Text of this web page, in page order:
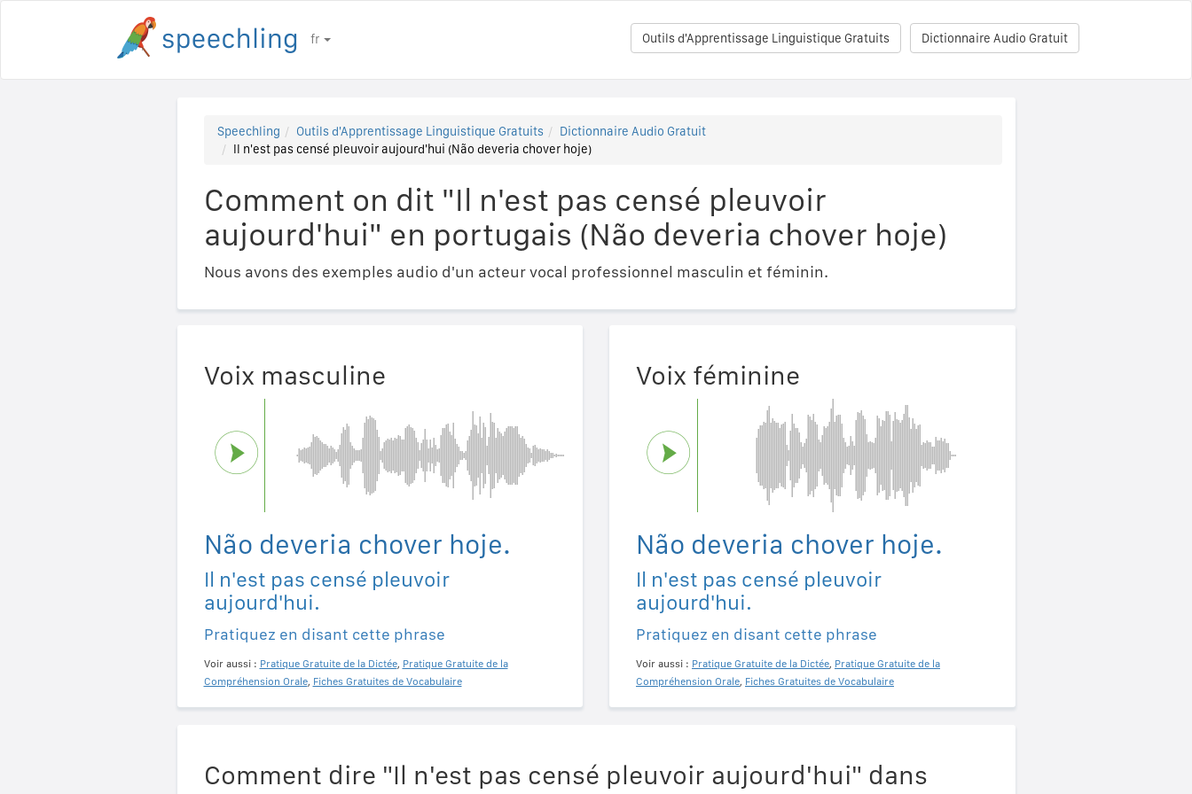
fr Dictionnaire Audio Gratuit
Outils d'Apprentissage Linguistique Gratuits
Speechling Outils d'Apprentissage Linguistique Gratuits
Dictionnaire Audio Gratuit
Il n'est pas censé pleuvoir aujourd'hui (Não deveria chover hoje)
Comment on dit "Il n'est pas censé pleuvoir
aujourd'hui" en portugais (Não deveria chover hoje)
Nous avons des exemples audio d'un acteur vocal professionnel masculin et féminin.
Voix masculine
Não deveria chover hoje.
Il n'est pas censé pleuvoir
aujourd'hui.
Pratiquez en disant cette phrase
Voir aussi : Pratique Gratuite de la Dictée, Pratique Gratuite de la
Compréhension Orale, Fiches Gratuites de Vocabulaire
Voix féminine
Não deveria chover hoje.
Il n'est pas censé pleuvoir
aujourd'hui.
Pratiquez en disant cette phrase
Voir aussi : Pratique Gratuite de la Dictée, Pratique Gratuite de la
Compréhension Orale, Fiches Gratuites de Vocabulaire
Comment dire "Il n'est pas censé pleuvoir aujourd'hui" dans